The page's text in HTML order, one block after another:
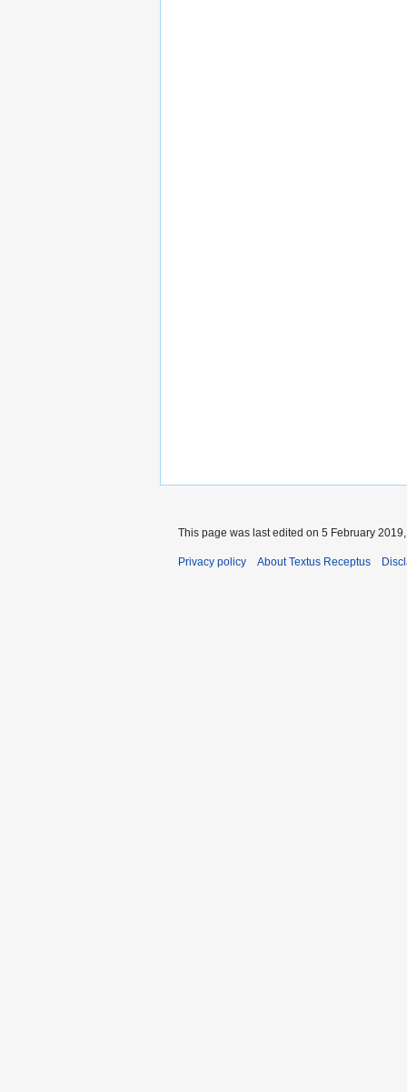
This page was last edited on 5 February
Privacy policy About Textus Receptus